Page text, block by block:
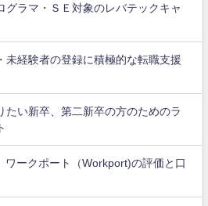
グラマ・ＳＥ対象のレバテックキャ
未経験者の登録に積極的な転職支援
たい新卒、第二新卒の方のためのラ
ークポート（Workport)の評価と口